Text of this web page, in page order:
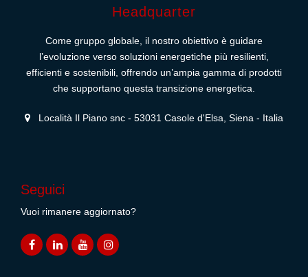
Headquarter
Come gruppo globale, il nostro obiettivo è guidare
l’evoluzione verso soluzioni energetiche più resilienti,
efficienti e sostenibili, offrendo un’ampia gamma di prodotti
che supportano questa transizione energetica.
Località Il Piano snc - 53031 Casole d'Elsa, Siena - Italia
Seguici
Vuoi rimanere aggiornato?